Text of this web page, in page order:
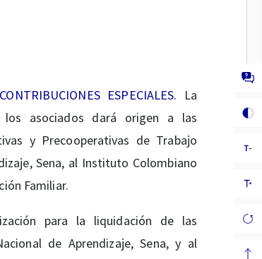
ESPECIALES. La
asociados dará origen a las
y Precooperativas de Trabajo
Sena, al Instituto Colombiano
Familiar.
para la liquidación de las
de Aprendizaje, Sena, y al